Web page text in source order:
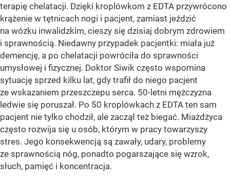
terapię chelatacji. Dzięki kroplówkom z EDTA przywrócono
krążenie w tętnicach nogi i pacjent, zamiast jeździć
na wózku inwalidzkim, cieszy się dzisiaj dobrym zdrowiem
i sprawnością. Niedawny przypadek pacjentki: miała już
demencję, a po chelatacji powróciła do sprawności
umysłowej i fizycznej. Doktor Siwik często wspomina
sytuację sprzed kilku lat, gdy trafił do niego pacjent
ze wskazaniem przeszczepu serca. 50-letni mężczyzna
ledwie się poruszał. Po 50 kroplówkach z EDTA ten sam
pacjent nie tylko chodził, ale zaczął też biegać. Miażdżyca
często rozwija się u osób, którym w pracy towarzyszy
stres. Jego konsekwencją są zawały, udary, problemy
ze sprawnością nóg, ponadto pogarszające się wzrok,
słuch, pamięć i koncentracja.